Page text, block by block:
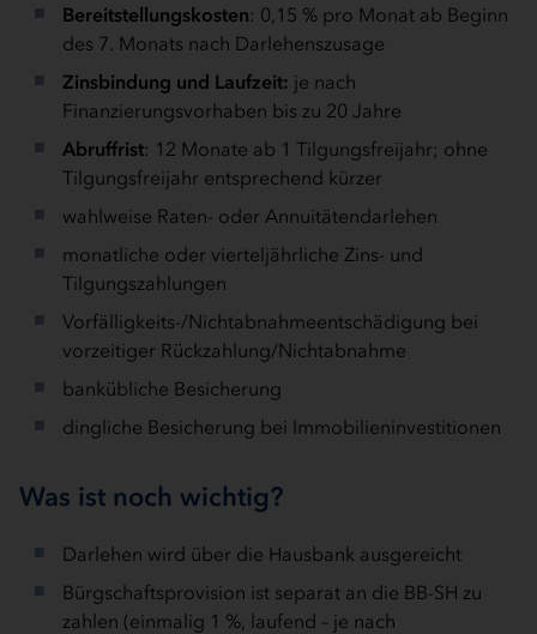
Bereitstellungskosten: 0,15 % pro Monat ab Beginn
des 7. Monats nach Darlehenszusage
Zinsbindung und Laufzeit: je nach
Finanzierungsvorhaben bis zu 20 Jahre
Abruffrist: 12 Monate ab 1 Tilgungsfreijahr; ohne
Tilgungsfreijahr entsprechend kürzer
wahlweise Raten- oder Annuitätendarlehen
monatliche oder vierteljährliche Zins- und
Tilgungszahlungen
Vorfälligkeits-/Nichtabnahmeentschädigung bei
vorzeitiger Rückzahlung/Nichtabnahme
bankübliche Besicherung
dingliche Besicherung bei Immobilieninvestitionen
Was ist noch wichtig?
Darlehen wird über die Hausbank ausgereicht
Bürgschaftsprovision ist separat an die BB-SH zu
zahlen (einmalig 1 %, laufend – je nach